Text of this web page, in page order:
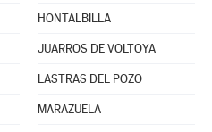
HONTALBILLA
JUARROS DE VOLTOYA
LASTRAS DEL POZO
MARAZUELA